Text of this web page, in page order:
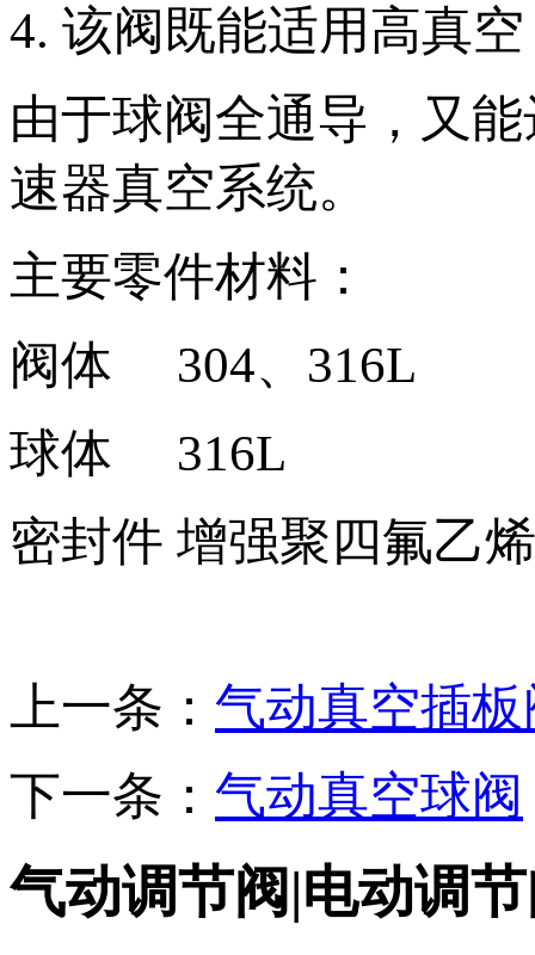
4. 该阀既能适用高真
由于球阀全通导，又
速器真空系统。
主要零件材料：
阀体 304、316L
球体 316L
密封件 增强聚四氟乙烯
上一条： 气动真空插板
下一条： 气动真空球阀
气动调节阀|电动调